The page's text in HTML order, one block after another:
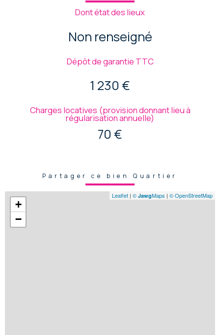
Dont état des lieux
Non renseigné
Dépôt de garantie TTC
1 230 €
Charges locatives (provision donnant lieu à
régularisation annuelle)
70 €
Partager ce bien Quartier
+
−
Leaflet | © JawgMaps | © OpenStreetMap